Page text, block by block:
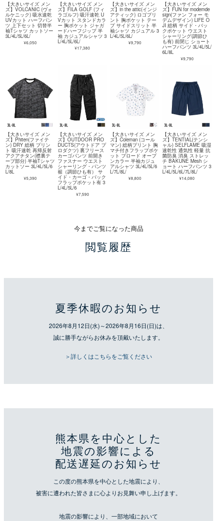
【大きいサイズ メン
ズ】VOLCANIC (ヴォ
ルケニック) 吸水速乾
UVカット ハーフパン
ツ 上下セット 切替半
袖Tシャツ カットソー
3L/4L/5L/6L/
¥6,050
【大きいサイズ メン
ズ】FILA GOLF (フィ
ラゴルフ) 吸汗速乾 U
Vカット スタンドカラ
ー 胸ポケット ジャガ
ードハーフジップ 半
袖 カジュアルシャツ 3
L/4L/5L/6L/
¥17,380
【大きいサイズ メン
ズ】in the attic(インジ
アティック) ロゴプリ
ント 胸ポケット テー
プ サイドスリット 半
袖シャツ カジュアル 3
L/4L/5L/6L/
¥9,790
【大きいサイズ メン
ズ】FUN for modemde
sign(ファン フォー モ
デムデザイン) LIFE O
JI 総柄 サイド・バッ
クポケット ウエスト
シャーリング(調節ひ
も有) 前閉じ ショート
ハーフパンツ 3L/4L/5L/
6L/8L
¥9,790
【大きいサイズ メン
ズ】Phiten(ファイテ
ン) DRY 総柄 プリン
ト 吸汗速乾 再帰反射
アクアチタン(襟裏テ
ープ部分) 半袖Tシャツ
カットソー 3L/4L/5L/6
L/8L
¥5,390
【大きいサイズ メン
ズ】OUTDOOR PRO
DUCTS(アウトドア プ
ロダクツ) 裏フリース
カーゴパンツ 前開き
ファスナー ウエスト
シャーリング・パンツ
裾（調節ひも有） サ
イド・カーゴ・バック
フラップポケット有 3
L/4L/5L/6
¥7,590
【大きいサイズ メン
ズ】Coleman (コール
マン) 総柄プリント 胸
マチ付きフラップポケ
ット ブロード オープ
ンカラー 半袖カジュ
アルシャツ 3L/4L/5L/6
L/7L/8L/
¥8,800
【大きいサイズ メン
ズ】TENTIAL(テンシ
ャル) SELFLAME 吸湿
速乾性 通気性 軽量 抗
菌防臭 消臭 ストレッ
チ BAKUNE Mesh シ
ョート ハーフパンツ 3
L/4L/5L/6L/7L/8L/
¥14,080
今までご覧になった商品
閲覧履歴
夏季休暇のお知らせ
2026年8月12日(水)～2026年8月16日(日)は、
誠に勝手ながらお休みを頂戴いたします。
＞詳しくはこちらをご覧ください
熊本県を中心とした
地震の影響による
配送遅延のお知らせ
この度の熊本県を中心とした地震により、
被害に遭われた皆さまに心よりお見舞い申し上げます。
地震の影響により、一部地域において